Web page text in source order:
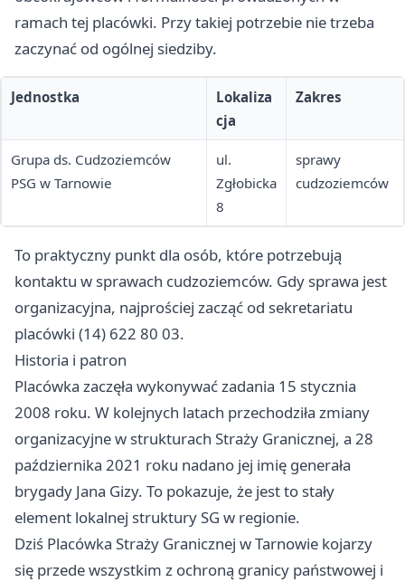
ramach tej placówki. Przy takiej potrzebie nie trzeba
zaczynać od ogólnej siedziby.
Jednostka
Lokaliza
cja
Zakres
Grupa ds. Cudzoziemców
PSG w Tarnowie
ul.
Zgłobicka
8
sprawy
cudzoziemców
To praktyczny punkt dla osób, które potrzebują
kontaktu w sprawach cudzoziemców. Gdy sprawa jest
organizacyjna, najprościej zacząć od sekretariatu
placówki (14) 622 80 03.
Historia i patron
Placówka zaczęła wykonywać zadania 15 stycznia
2008 roku. W kolejnych latach przechodziła zmiany
organizacyjne w strukturach Straży Granicznej, a 28
października 2021 roku nadano jej imię generała
brygady Jana Gizy. To pokazuje, że jest to stały
element lokalnej struktury SG w regionie.
Dziś Placówka Straży Granicznej w Tarnowie kojarzy
się przede wszystkim z ochroną granicy państwowej i